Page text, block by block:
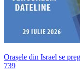
Orașele din Israel se
739